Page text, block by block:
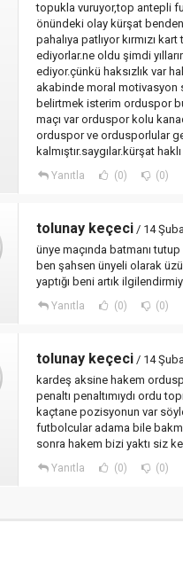
topukla vuruyor,top antepli
önündeki olay kürşat
pahalıya patlıyor kırmızı
ediyorlar.ne oldu şimdi
ediyor.çünkü haksızlık var
akabinde moral motivasyon
belirtmek isterim orduspor
maçı var orduspor kolu
orduspor ve ordusporlular
kalmıştır.saygılar.kürşat
Yanıtla (0) (0)
tolunay keçeci / 14
ünye maçında batmanı
ben şahsen ünyeli olarak
yaptığı beni artık
Yanıtla (0) (0)
tolunay keçeci / 14
kardeş aksine hakem
penaltı penaltımıydı ordu
kaçtane pozisyonun var
futbolcular adama bile
sonra hakem bizi yaktı siz
Yanıtla (0) (0)